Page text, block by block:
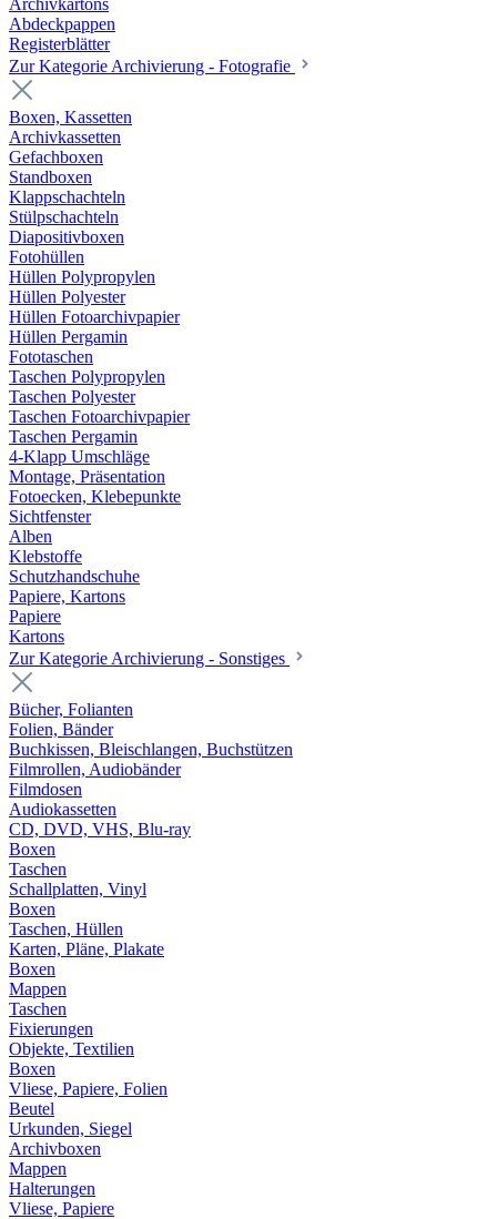
Abdeckpappen
Registerblätter
Zur Kategorie Archivierung - Fotografie
Boxen, Kassetten
Archivkassetten
Gefachboxen
Standboxen
Klappschachteln
Stülpschachteln
Diapositivboxen
Fotohüllen
Hüllen Polypropylen
Hüllen Polyester
Hüllen Fotoarchivpapier
Hüllen Pergamin
Fototaschen
Taschen Polypropylen
Taschen Polyester
Taschen Fotoarchivpapier
Taschen Pergamin
4-Klapp Umschläge
Montage, Präsentation
Fotoecken, Klebepunkte
Sichtfenster
Alben
Klebstoffe
Schutzhandschuhe
Papiere, Kartons
Papiere
Kartons
Zur Kategorie Archivierung - Sonstiges
Bücher, Folianten
Folien, Bänder
Buchkissen, Bleischlangen, Buchstützen
Filmrollen, Audiobänder
Filmdosen
Audiokassetten
CD, DVD, VHS, Blu-ray
Boxen
Taschen
Schallplatten, Vinyl
Boxen
Taschen, Hüllen
Karten, Pläne, Plakate
Boxen
Mappen
Taschen
Fixierungen
Objekte, Textilien
Boxen
Vliese, Papiere, Folien
Beutel
Urkunden, Siegel
Archivboxen
Mappen
Halterungen
Vliese, Papiere